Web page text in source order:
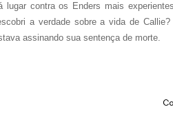
contra os Enders mais
a verdade sobre a vida de
assinando sua sentença de morte.